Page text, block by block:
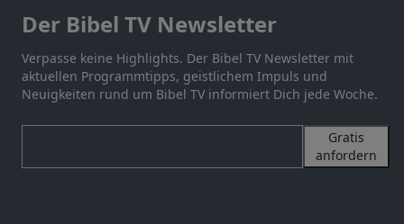
Der Bibel TV Newsletter
Verpasse keine Highlights. Der Bibel TV Newsletter mit
aktuellen Programmtipps, geistlichem Impuls und
Neuigkeiten rund um Bibel TV informiert Dich jede Woche.
Gratis
anfordern